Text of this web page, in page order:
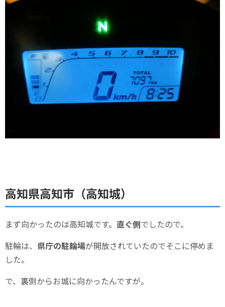
高知県高知市（高知城）
まず向かったのは高知城です。 直ぐ側でしたので。
駐輪は、 県庁の駐輪場が開放されていたのでそこに停めま
した。
で、裏側からお城に向かったんですが。